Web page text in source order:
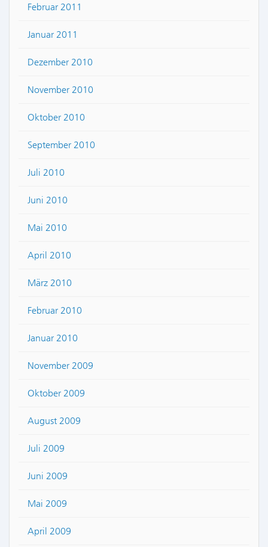
Februar 2011
Januar 2011
Dezember 2010
November 2010
Oktober 2010
September 2010
Juli 2010
Juni 2010
Mai 2010
April 2010
März 2010
Februar 2010
Januar 2010
November 2009
Oktober 2009
August 2009
Juli 2009
Juni 2009
Mai 2009
April 2009